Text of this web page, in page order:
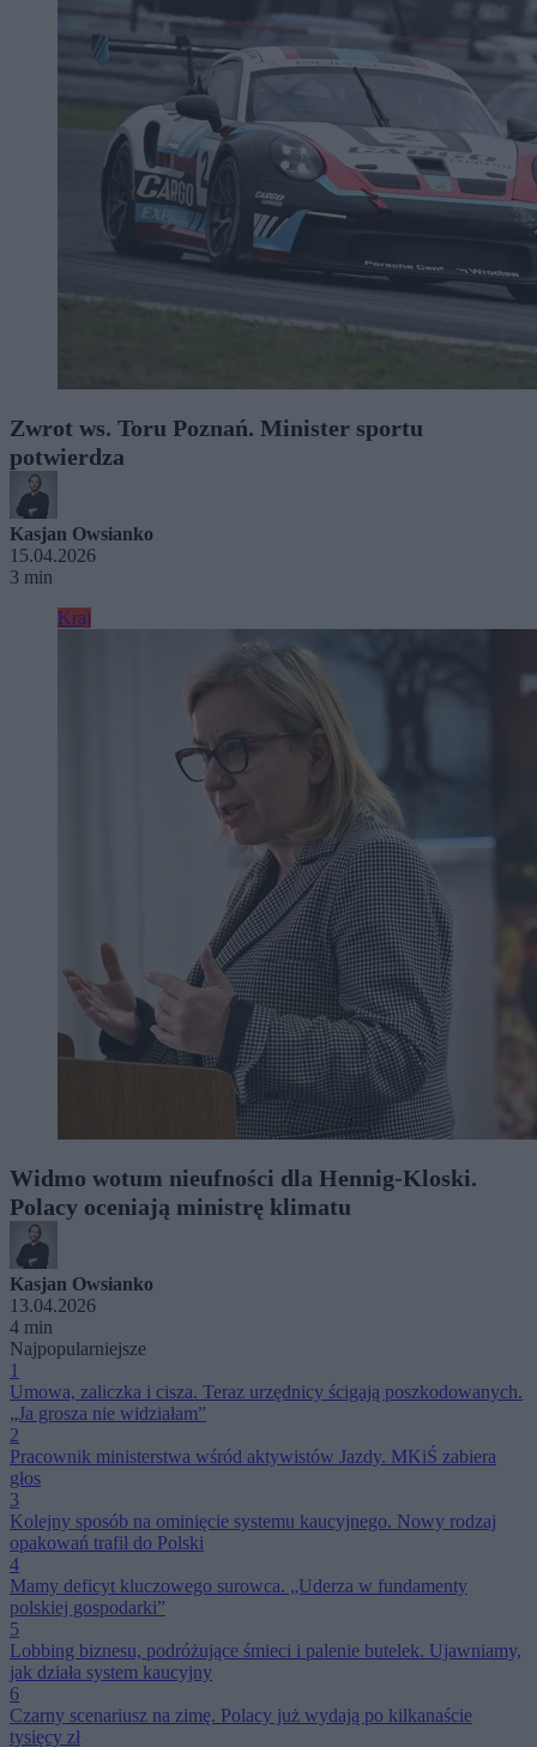
Zwrot ws. Toru Poznań. Minister sportu
potwierdza
Kasjan Owsianko
15.04.2026
3 min
Kraj
Widmo wotum nieufności dla Hennig-Kloski.
Polacy oceniają ministrę klimatu
Kasjan Owsianko
13.04.2026
4 min
Najpopularniejsze
1
Umowa, zaliczka i cisza. Teraz urzędnicy ścigają poszkodowanych.
„Ja grosza nie widziałam”
2
Pracownik ministerstwa wśród aktywistów Jazdy. MKiŚ zabiera
głos
3
Kolejny sposób na ominięcie systemu kaucyjnego. Nowy rodzaj
opakowań trafił do Polski
4
Mamy deficyt kluczowego surowca. „Uderza w fundamenty
polskiej gospodarki”
5
Lobbing biznesu, podróżujące śmieci i palenie butelek. Ujawniamy,
jak działa system kaucyjny
6
Czarny scenariusz na zimę. Polacy już wydają po kilkanaście
tysięcy zł